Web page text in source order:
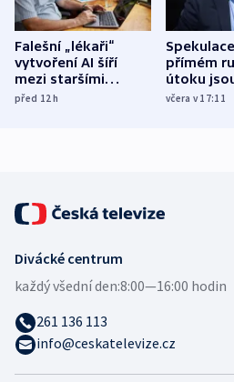
Falešní „lékaři“
vytvoření AI šíří
mezi staršími
Poláky nebezpečné
před 12h
přímém
útoku
míní
včera v 17:11
Divácké centrum
každý všední den:8:00—16:00 hodin
261 136 113
info@ceskatelevize.cz